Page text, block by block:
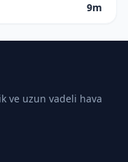
9m
ve uzun vadeli hava